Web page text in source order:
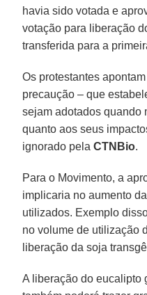
havia sido votada e
votação para liberação
transferida para a
Os protestantes
precaução – que
sejam adotados quando
quanto aos seus
ignorado pelaCTNBio.
Para o Movimento, a
implicaria no aumento
utilizados. Exemplo
no volume de utilização
liberação da soja
A liberação do eucalipto